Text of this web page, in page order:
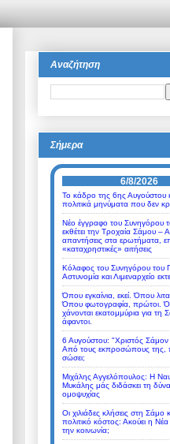
Αναζήτηση
Σήμερα
6/8/2026
Το κάδρο της 6ης Αυγούστου
πολιτικά μηνύματα που δεν
Νέο έγγραφο του Συνηγόρου
εκθέτει την Τροχαία Σάμου –
απαντήσεις στα ερωτήματα,
«καταχρηστικές» αιτήσεις
Κόλαφος του Συνηγόρου του
Αστυνομία και Λιμεναρχείο
Όπου εγκαίνια, εκεί. Όπου
Όπου φωτογραφία, πρώτοι.
χάνονται εκατομμύρια για τη
άφαντοι.
6 Αυγούστου: "Χριστός Σάμον
Από τους εκπροσώπους της,
σώσει;
Μιχάλης Αγγελόπουλος: Η
Μυκάλης μάς διδάσκει τη
ομοψυχίας
Οι χιλιάδες κλήσεις στη Σάμο
πολιτικό κόστος: Ακούει η
την κοινωνία;